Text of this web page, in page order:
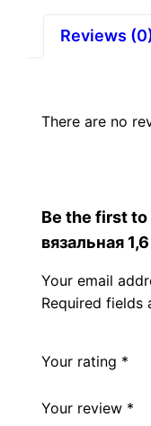
Reviews
There are no
Be the first
вязальная
Your email
Required fields
Your rating *
Your review *